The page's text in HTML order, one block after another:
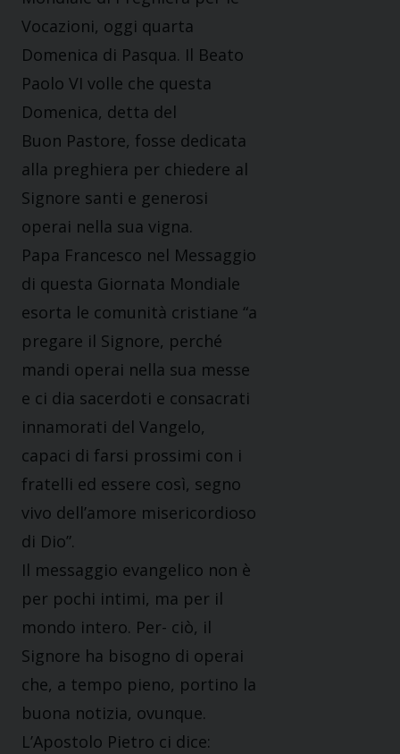
Vocazioni, oggi quarta
Domenica di Pasqua. Il Beato
Paolo VI volle che questa
Domenica, detta del
Buon Pastore, fosse dedicata
alla preghiera per chiedere al
Signore santi e generosi
operai nella sua vigna.
Papa Francesco nel Messaggio
di questa Giornata Mondiale
esorta le comunità cristiane “a
pregare il Signore, perché
mandi operai nella sua messe
e ci dia sacerdoti e consacrati
innamorati del Vangelo,
capaci di farsi prossimi con i
fratelli ed essere così, segno
vivo dell’amore misericordioso
di Dio”.
Il messaggio evangelico non è
per pochi intimi, ma per il
mondo intero. Per- ciò, il
Signore ha bisogno di operai
che, a tempo pieno, portino la
buona notizia, ovunque.
L’Apostolo Pietro ci dice: